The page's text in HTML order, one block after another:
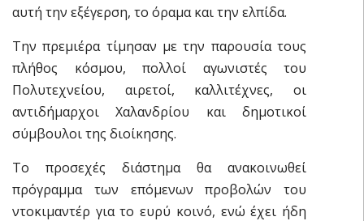
αυτή την εξέγερση, το όραμα και την ελπίδα.
Την πρεμιέρα τίμησαν με την παρουσία τους
πλήθος κόσμου, πολλοί αγωνιστές του
Πολυτεχνείου, αιρετοί, καλλιτέχνες, οι
αντιδήμαρχοι Χαλανδρίου και δημοτικοί
σύμβουλοι της διοίκησης.
Το προσεχές διάστημα θα ανακοινωθεί
πρόγραμμα των επόμενων προβολών του
ντοκιμαντέρ για το ευρύ κοινό, ενώ έχει ήδη